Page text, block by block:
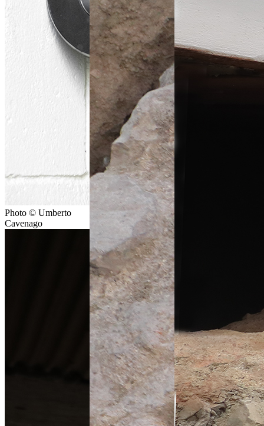
Photo © Umberto
Cavenago